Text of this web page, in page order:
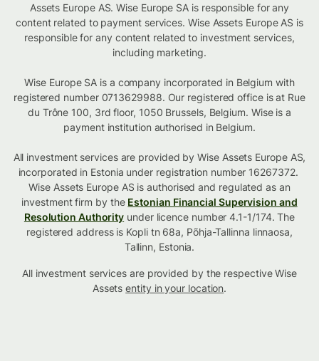
Assets Europe AS. Wise Europe SA is responsible for any
content related to payment services. Wise Assets Europe AS is
responsible for any content related to investment services,
including marketing.
Wise Europe SA is a company incorporated in Belgium with
registered number 0713629988. Our registered office is at Rue
du Trône 100, 3rd floor, 1050 Brussels, Belgium. Wise is a
payment institution authorised in Belgium.
All investment services are provided by Wise Assets Europe AS,
incorporated in Estonia under registration number 16267372.
Wise Assets Europe AS is authorised and regulated as an
investment firm by the Estonian Financial Supervision and
Resolution Authority under licence number 4.1-1/174. The
registered address is Kopli tn 68a, Põhja-Tallinna linnaosa,
Tallinn, Estonia.
All investment services are provided by the respective Wise
Assetsentity in your location.